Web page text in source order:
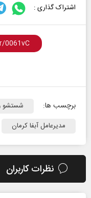
اشتراک گذاری :
برچسب ها:
شستشو
مدیرعامل آبفا کرمان
نظرات کاربران